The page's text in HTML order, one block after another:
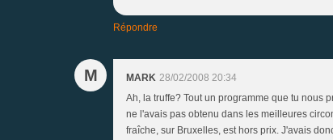
Répondre
M MARK 28/02/2008 20:34
Ah, la truffe? Tout un programme que tu nous
ne l'avais pas obtenu dans les meilleures
fraîche, sur Bruxelles, est hors prix. J'avais